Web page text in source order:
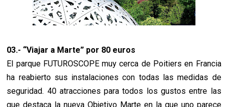
03.- “Viajar a Marte” por 80 euros
El parque FUTUROSCOPE muy cerca de Poitiers en Francia
ha reabierto sus instalaciones con todas las medidas de
seguridad. 40 atracciones para todos los gustos entre las
que destaca la nueva Objetivo Marte en la que uno parece